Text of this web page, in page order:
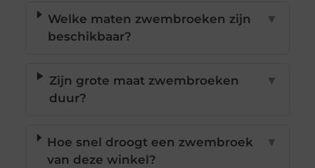
Welke maten zwembroeken zijn
beschikbaar?
▼
Zijn grote maat zwembroeken
duur?
▼
Hoe snel droogt een zwembroek
van deze winkel?
▼